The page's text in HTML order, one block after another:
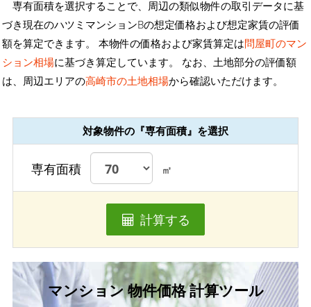
専有面積を選択することで、周辺の類似物件の取引データに基
づき現在のハツミマンションBの想定価格および想定家賃の評価
額を算定できます。 本物件の価格および家賃算定は問屋町のマン
ション相場に基づき算定しています。 なお、土地部分の評価額
は、周辺エリアの高崎市の土地相場から確認いただけます。
対象物件の『専有面積』を選択
専有面積 ㎡
計算する
マンション 物件価格 計算ツール